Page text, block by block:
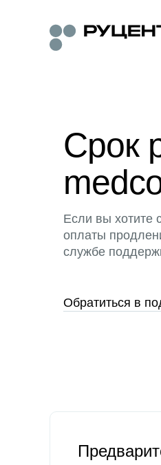
Срок
Если вы хотите
оплаты
службе
Обратиться в